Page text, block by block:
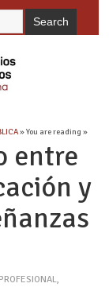
» You are reading »
entre
y
,